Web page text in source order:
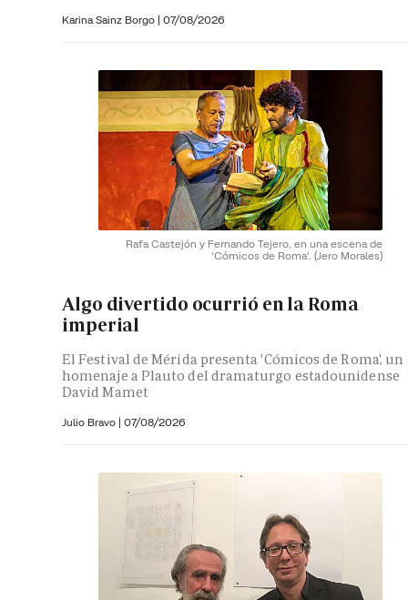
Karina Sainz Borgo | 07/08/2026
Rafa Castejón y Fernando Tejero, en una escena de
'Cómicos de Roma'. (Jero Morales)
Algo divertido ocurrió en la Roma
imperial
El Festival de Mérida presenta 'Cómicos de Roma', un
homenaje a Plauto del dramaturgo estadounidense
David Mamet
Julio Bravo | 07/08/2026